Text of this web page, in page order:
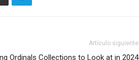
Artículo siguiente
Ordinals Collections to Look at in 2024